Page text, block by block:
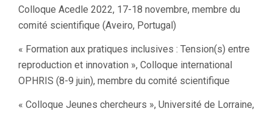
Colloque Acedle 2022, 17-18 novembre, membre du
comité scientifique (Aveiro, Portugal)
« Formation aux pratiques inclusives : Tension(s) entre
reproduction et innovation », Colloque international
OPHRIS (8-9 juin), membre du comité scientifique
« Colloque Jeunes chercheurs », Université de Lorraine,